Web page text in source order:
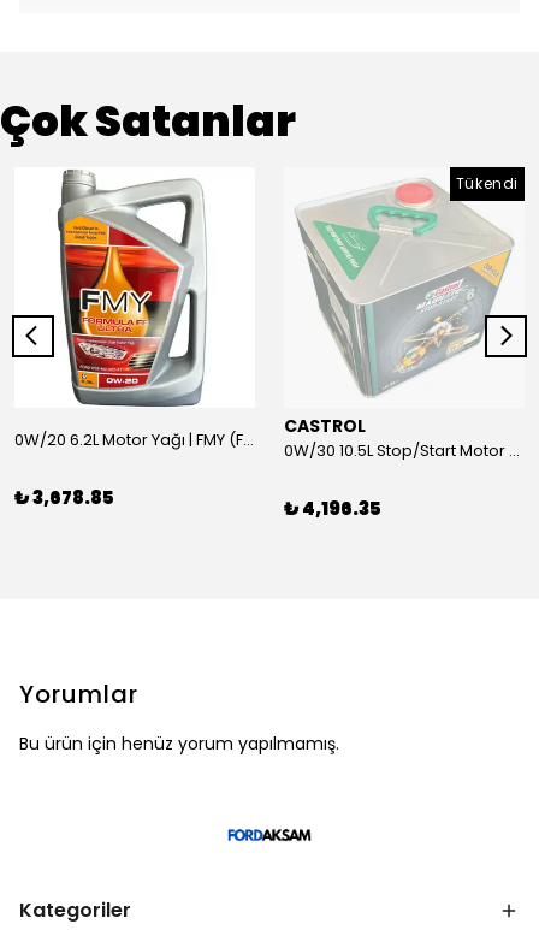
Çok Satanlar
0W/20 6.2L Motor Yağı | FMY (Ford Motor Yağları)
₺ 3,678.85
Tükendi
CASTROL
0W/30 10.5L Stop/Start Motor Yağı | CASTROL
₺ 4,196.35
Yorumlar
Bu ürün için henüz yorum yapılmamış.
Kategoriler